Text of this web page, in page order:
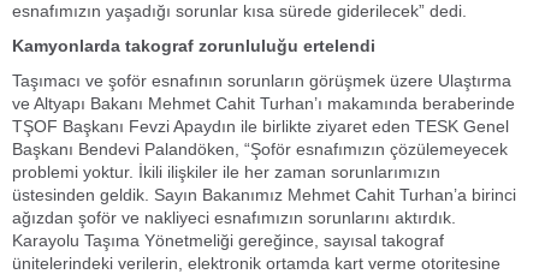
esnafımızın yaşadığı sorunlar kısa sürede giderilecek” dedi.
Kamyonlarda takograf zorunluluğu ertelendi
Taşımacı ve şoför esnafının sorunların görüşmek üzere Ulaştırma
ve Altyapı Bakanı Mehmet Cahit Turhan’ı makamında beraberinde
TŞOF Başkanı Fevzi Apaydın ile birlikte ziyaret eden TESK Genel
Başkanı Bendevi Palandöken, “Şoför esnafımızın çözülemeyecek
problemi yoktur. İkili ilişkiler ile her zaman sorunlarımızın
üstesinden geldik. Sayın Bakanımız Mehmet Cahit Turhan’a birinci
ağızdan şoför ve nakliyeci esnafımızın sorunlarını aktırdık.
Karayolu Taşıma Yönetmeliği gereğince, sayısal takograf
ünitelerindeki verilerin, elektronik ortamda kart verme otoritesine